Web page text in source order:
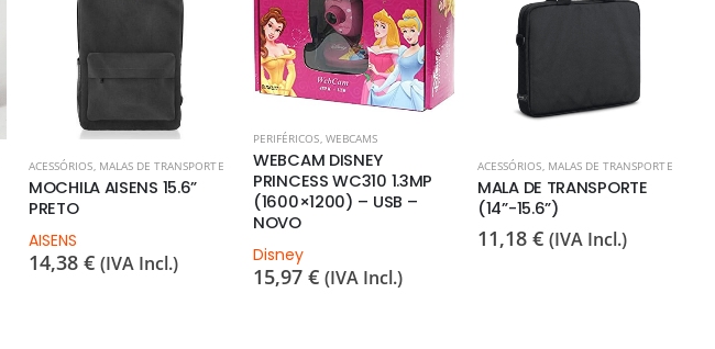
ACESSÓRIOS, MALAS DE TRANSPORTE
MOCHILA AISENS 15.6”
PRETO
AISENS
14,38 € (IVA Incl.)
PERIFÉRICOS, WEBCAMS
WEBCAM DISNEY
PRINCESS WC310 1.3MP
(1600×1200) – USB –
NOVO
Disney
15,97 € (IVA Incl.)
ACESSÓRIOS, MALAS DE TRANSPORTE
MALA DE TRANSPORTE
(14”-15.6”)
11,18 € (IVA Incl.)